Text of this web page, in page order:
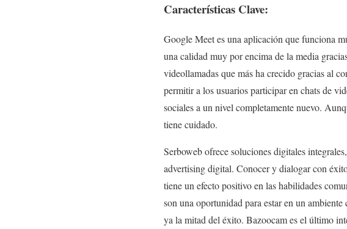
Características Clave:
Google Meet es una aplicación que funciona
una calidad muy por encima de la media
videollamadas que más ha crecido gracias al
permitir a los usuarios participar en chats de
sociales a un nivel completamente nuevo.
tiene cuidado.
Serboweb ofrece soluciones digitales
advertising digital. Conocer y dialogar con
tiene un efecto positivo en las habilidades
son una oportunidad para estar en un
ya la mitad del éxito. Bazoocam es el último